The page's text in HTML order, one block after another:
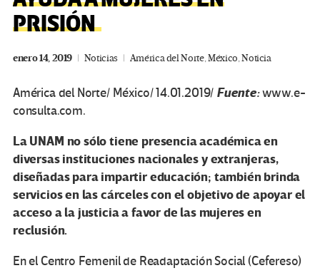
PRISIÓN
enero 14, 2019 Noticias América del Norte,México,Noticia
América del Norte/ México/ 14.01.2019/ Fuente:www.e-
consulta.com.
La UNAM no sólo tiene presencia académica en
diversas instituciones nacionales y extranjeras,
diseñadas para impartir educación; también brinda
servicios en las cárceles con el objetivo de apoyar el
acceso a la justicia a favor de las mujeres en
reclusión.
En el Centro Femenil de Readaptación Social (Cefereso)